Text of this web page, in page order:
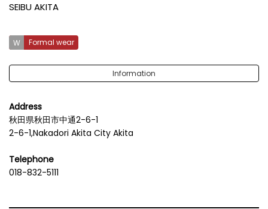
SEIBU AKITA
Formal wear
Information
Address
秋田県秋田市中通2-6-1
2-6-1,Nakadori Akita City Akita
Telephone
018-832-5111